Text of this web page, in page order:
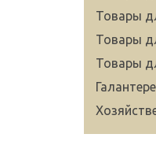
Товары
Товары
Товары